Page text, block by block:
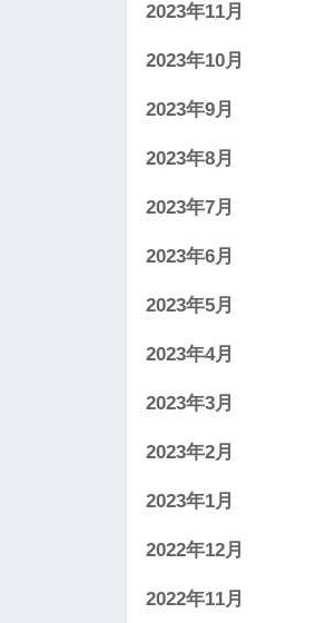
2023年11月
2023年10月
2023年9月
2023年8月
2023年7月
2023年6月
2023年5月
2023年4月
2023年3月
2023年2月
2023年1月
2022年12月
2022年11月